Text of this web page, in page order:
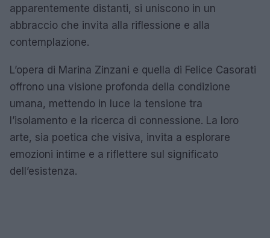
apparentemente distanti, si uniscono in un
abbraccio che invita alla riflessione e alla
contemplazione.
L’opera di Marina Zinzani e quella di Felice Casorati
offrono una visione profonda della condizione
umana, mettendo in luce la tensione tra
l’isolamento e la ricerca di connessione. La loro
arte, sia poetica che visiva, invita a esplorare
emozioni intime e a riflettere sul significato
dell’esistenza.